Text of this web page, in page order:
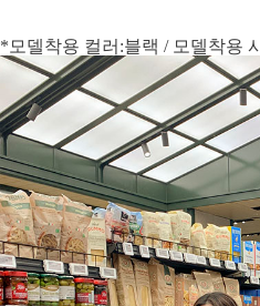
*모델착용 컬러:블랙 / 모델착용